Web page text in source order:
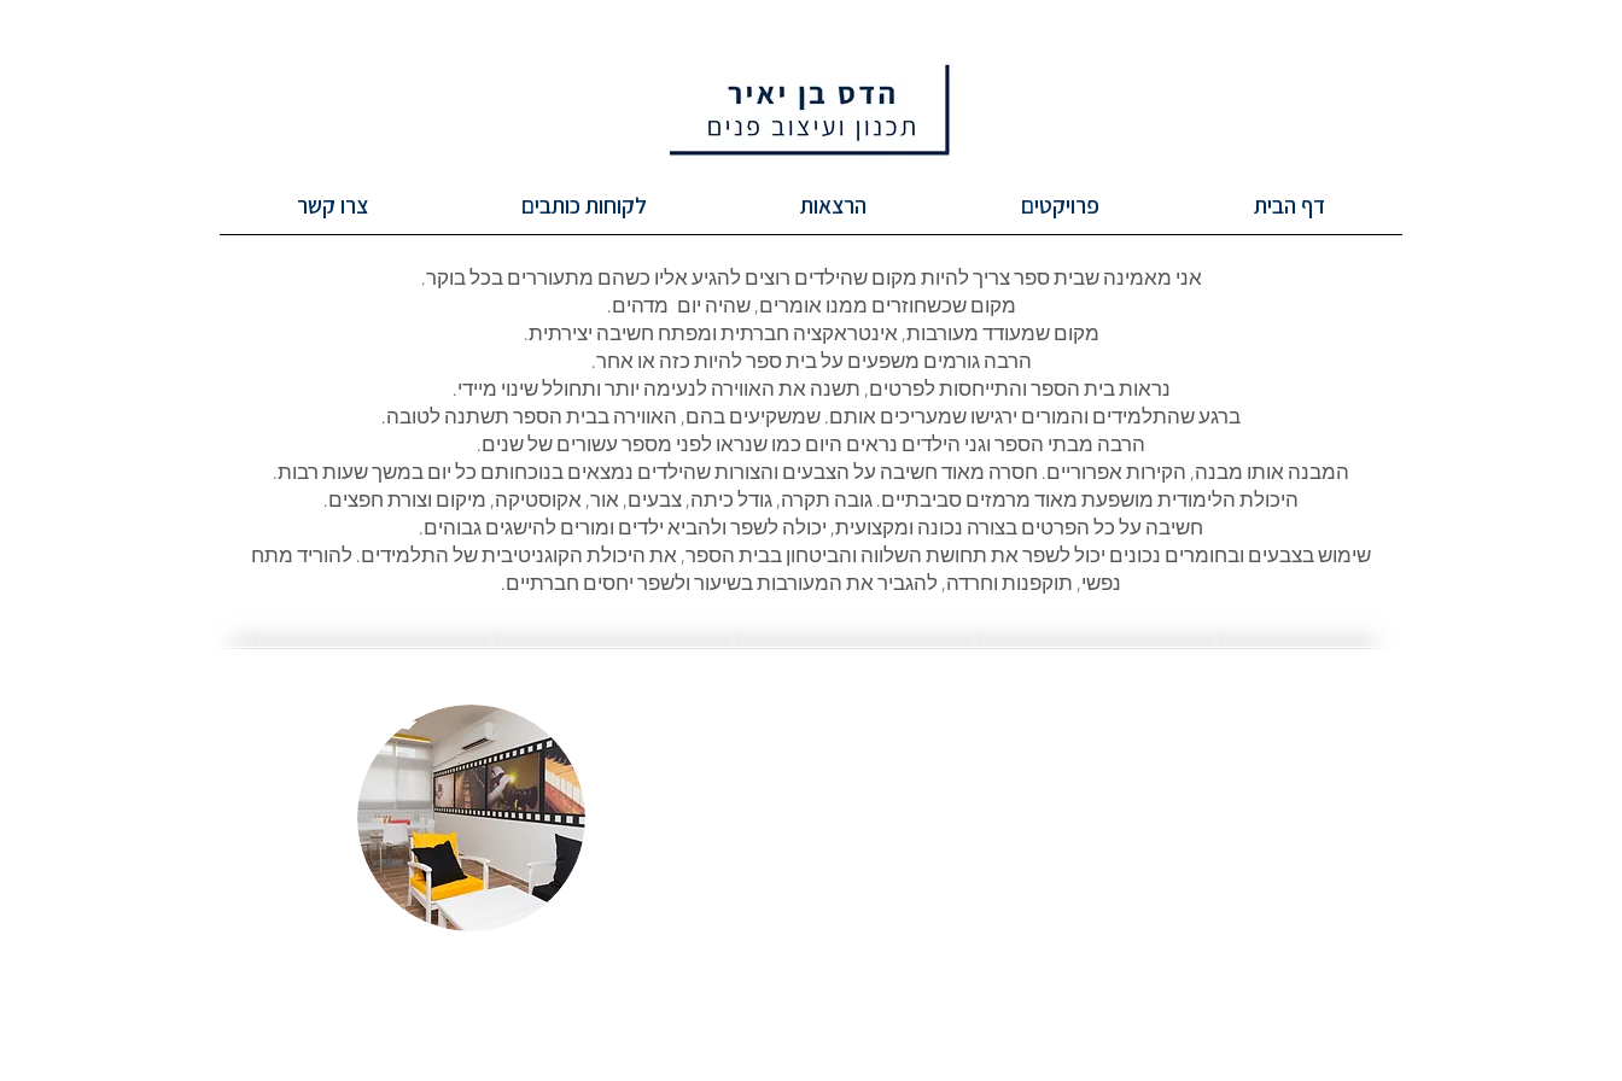
דף הבית פרויקטים הרצאות לקוחות כותבים צרו קשר
אני מאמינה שבית ספר צריך להיותמקום שהילדים רוצים להגיע אליו כשהם מתעוררים בכל בוקר.
מקום שכשחוזרים ממנו אומרים, שהיה יום מדהים.
מקום שמעודד מעורבות, אינטראקציה חברתית ומפתח חשיבה יצירתית.
הרבה גורמים משפעים על בית ספר להיות כזה או אחר.
נראות בית הספר והתייחסות לפרטים, תשנה את האווירה לנעימה יותר ותחולל שינוי מיידי.
ברגע שהתלמידים והמורים ירגישו שמעריכים אותם. שמשקיעים בהם, האווירה בבית הספר תשתנה לטובה.
הרבה מבתי הספר וגני הילדים נראים היום כמו שנראו לפני מספר עשורים של שנים.
המבנה אותו מבנה, הקירות אפרוריים. חסרה מאוד חשיבה על הצבעים והצורות שהילדים נמצאים בנוכחותם כל יום במשך שעות רבות.
היכולת הלימודית מושפעת מאוד מרמזים סביבתיים. גובה תקרה, גודל כיתה, צבעים, אור, אקוסטיקה, מיקום וצורת חפצים.
חשיבה על כל הפרטים בצורה נכונה ומקצועית, יכולה לשפר ולהביא ילדים ומורים להישגים גבוהים.
שימוש בצבעים ובחומרים נכונים יכול לשפר את תחושת השלווה והביטחון בבית הספר, את היכולת הקוגניטיבית של התלמידים. להוריד מתח
נפשי, תוקפנות וחרדה, להגביר את המעורבות בשיעור ולשפר יחסים חברתיים.